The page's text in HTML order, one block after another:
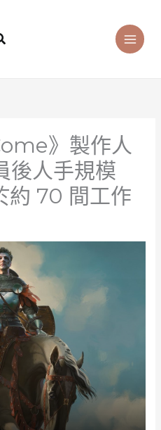
》製作人
後人手規模
約 70 間工作